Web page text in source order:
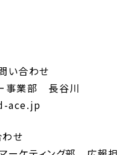
い合わせ
事業部 長谷川
ace.jp
せ